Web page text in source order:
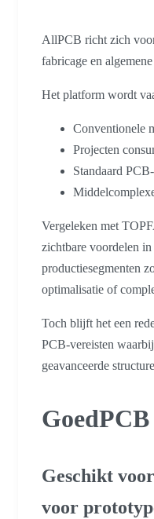
AllPCB richt zich
fabricage en
Het platform wordt
Conventionele
Projecten
Standaard
Vergeleken met
zichtbare voordelen in
productiesegmenten
optimalisatie of
Toch blijft het een
PCB-vereisten
geavanceerde
GoedPCB
Geschikt
voor